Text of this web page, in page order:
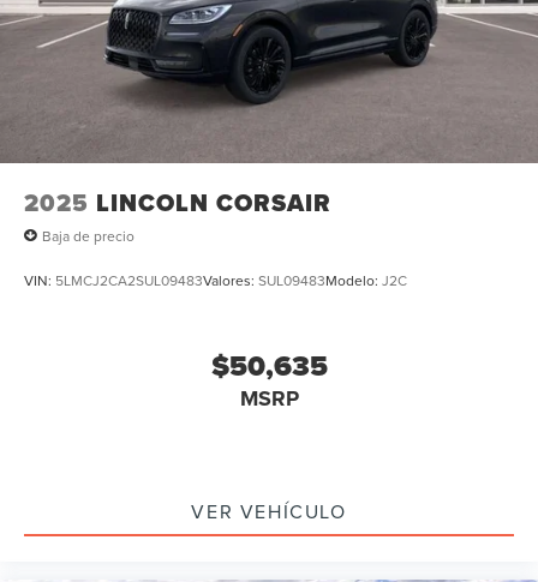
2025 LINCOLN CORSAIR
Baja de precio
VIN: 5LMCJ2CA2SUL09483Valores: SUL09483Modelo: J2C
$50,635
MSRP
VER VEHÍCULO